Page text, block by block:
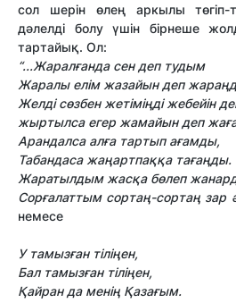
сол шерін өлең аркылы төгіп-
дәлелді болу үшін бірнеше
тартайық. Ол:
“...Жаралғанда сен деп тудым
Жаралы елім жазайын деп жараң
Желдісөзбен жетіміңдіжебейін
жыртылса егер жамайын деп жағ
Арандалса алға тартып ағ
Табандаса жаңартпаққа тағаңды.
Жаратылдым жасқа бөлеп
Сорғалаттымсортаң-сортаң зар
немесе
У тамызған тіліңен,
Бал тамызған тіліңен,
Қайран да менің Қазағым.